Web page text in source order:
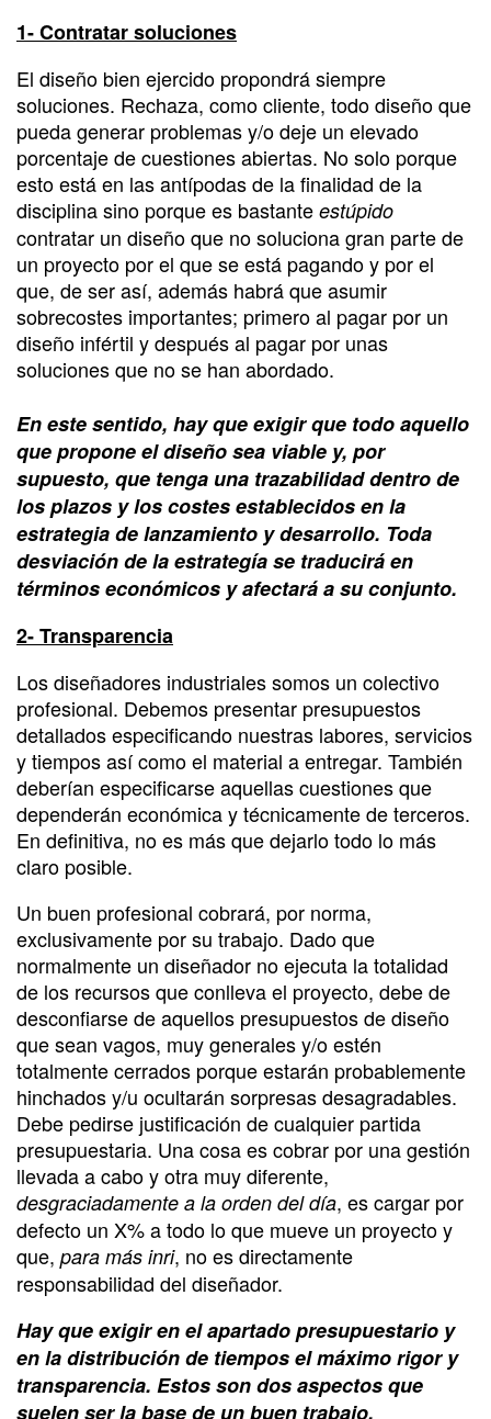
1- Contratar soluciones
El diseño bien ejercido propondrá siempre
soluciones. Rechaza, como cliente, todo diseño que
pueda generar problemas y/o deje un elevado
porcentaje de cuestiones abiertas. No solo porque
esto está en las antípodas de la finalidad de la
disciplina sino porque es bastante estúpido
contratar un diseño que no soluciona gran parte de
un proyecto por el que se está pagando y por el
que, de ser así, además habrá que asumir
sobrecostes importantes; primero al pagar por un
diseño infértil y después al pagar por unas
soluciones que no se han abordado.
En este sentido, hay que exigir que todo aquello
que propone el diseño sea viable y, por
supuesto, que tenga una trazabilidad dentro de
los plazos y los costes establecidos en la
estrategia de lanzamiento y desarrollo. Toda
desviación de la estrategía se traducirá en
términos económicos y afectará a su conjunto.
2- Transparencia
Los diseñadores industriales somos un colectivo
profesional. Debemos presentar presupuestos
detallados especificando nuestras labores, servicios
y tiempos así como el material a entregar. También
deberían especificarse aquellas cuestiones que
dependerán económica y técnicamente de terceros.
En definitiva, no es más que dejarlo todo lo más
claro posible.
Un buen profesional cobrará, por norma,
exclusivamente por su trabajo. Dado que
normalmente un diseñador no ejecuta la totalidad
de los recursos que conlleva el proyecto, debe de
desconfiarse de aquellos presupuestos de diseño
que sean vagos, muy generales y/o estén
totalmente cerrados porque estarán probablemente
hinchados y/u ocultarán sorpresas desagradables.
Debe pedirse justificación de cualquier partida
presupuestaria. Una cosa es cobrar por una gestión
llevada a cabo y otra muy diferente,
desgraciadamente a la orden del día, es cargar por
defecto un X% a todo lo que mueve un proyecto y
que, para más inri, no es directamente
responsabilidad del diseñador.
Hay que exigir en el apartado presupuestario y
en la distribución de tiempos el máximo rigor y
transparencia. Estos son dos aspectos que
suelen ser la base de un buen trabajo.